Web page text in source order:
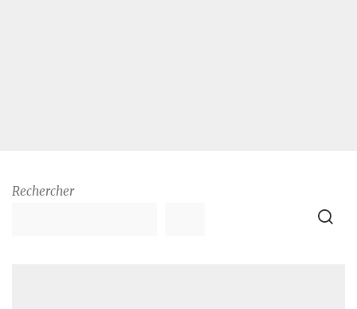
Rechercher